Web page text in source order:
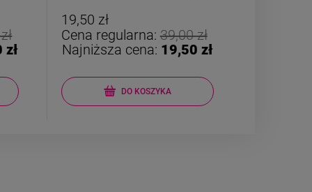
zł
19,50 zł
Cena regularna: 39,00 zł
Najniższa cena: 19,50 zł
DO KOSZYKA